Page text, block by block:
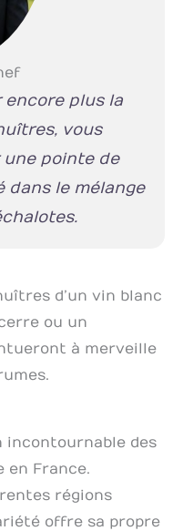
encore plus la
vous
pointe de
dans le mélange
d’un vin blanc
ou un
à merveille
incontournable des
en France.
régions
offre sa propre